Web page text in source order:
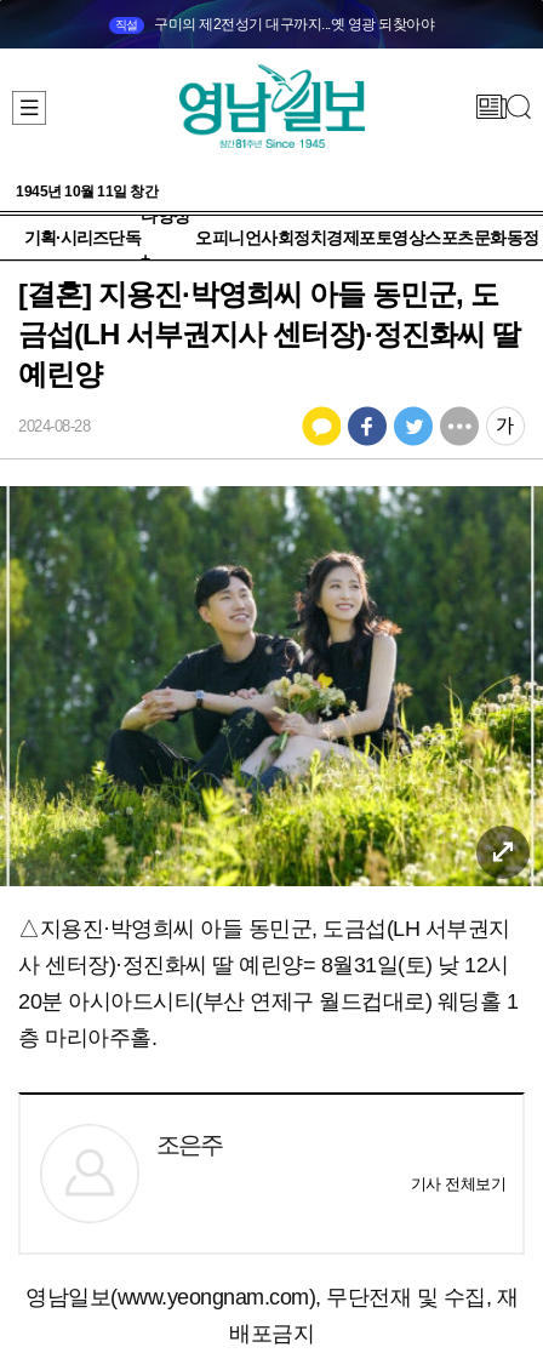
직설 구미의 제2전성기 대구까지...옛 영광 되찾아야
1945년 10월 11일 창간
기획·시리즈단독
다양성
+
오피니언사회정치 경제 포토영상스포츠문화동정
[결혼] 지용진·박영희씨 아들 동민군, 도
금섭(LH 서부권지사 센터장)·정진화씨 딸
예린양
2024-08-28
△지용진·박영희씨 아들 동민군, 도금섭(LH 서부권지
사 센터장)·정진화씨 딸 예린양= 8월31일(토) 낮 12시
20분 아시아드시티(부산 연제구 월드컵대로) 웨딩홀 1
층 마리아주홀.
조은주
기사 전체보기
영남일보(www.yeongnam.com), 무단전재 및 수집, 재
배포금지